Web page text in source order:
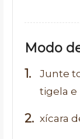
Modo
Junte
tigela e
xícara